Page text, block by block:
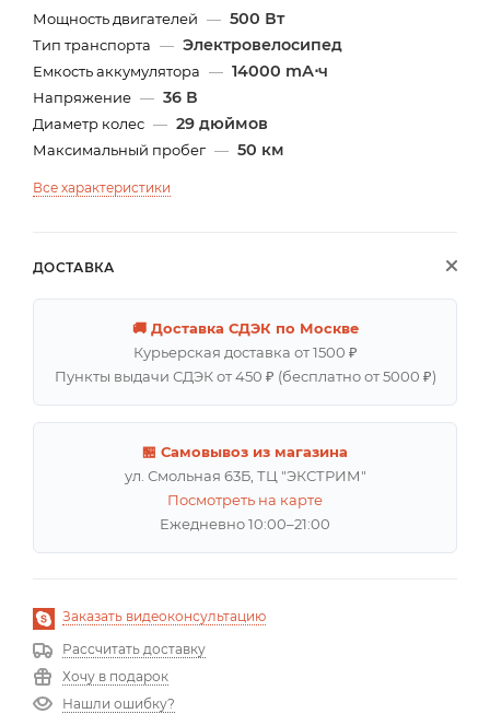
Мощность двигателей — 500 Вт
Тип транспорта — Электровелосипед
Емкость аккумулятора — 14000 mА⋅ч
Напряжение — 36 В
Диаметр колес — 29 дюймов
Максимальный пробег — 50 км
Все характеристики
ДОСТАВКА
🚚 Доставка СДЭК по Москве
Курьерская доставка от 1500 ₽
Пункты выдачи СДЭК от 450 ₽ (бесплатно от 5000 ₽)
🏪 Самовывоз из магазина
ул. Смольная 63Б, ТЦ "ЭКСТРИМ"
Посмотреть на карте
Ежедневно 10:00–21:00
Заказать видеоконсультацию
Рассчитать доставку
Хочу в подарок
Нашли ошибку?